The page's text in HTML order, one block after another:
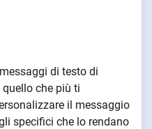
di testo di
che più ti
il messaggio
specifici che lo rendano